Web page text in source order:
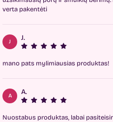
verta pakentėti
J J.
mano pats mylimiausias produktas!
A A.
Nuostabus produktas, labai